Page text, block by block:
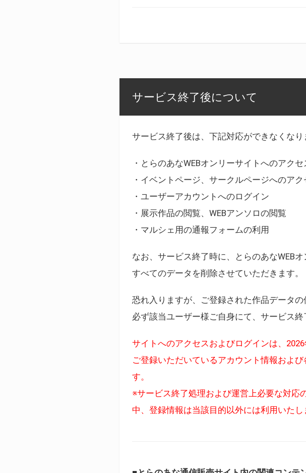
サービス終了後について
サービス終了後は、下記対応ができなくなり
・とらのあなWEBオンリーサイトへのアクセ
・イベントページ、サークルページへのアク
・ユーザーアカウントへのログイン
・展示作品の閲覧、WEBアンソロの閲覧
・マルシェ用の通報フォームの利用
なお、サービス終了時に、とらのあなWEB
すべてのデータを削除させていただきます。
恐れ入りますが、ご登録された作品データ
必ず該当ユーザー様ご自身にて、サービス
サイトへのアクセスおよびログインは、
ご登録いただいているアカウント情報およ
す。
※サービス終了処理および運営上必要な対応
中、登録情報は当該目的以外には利用いたし